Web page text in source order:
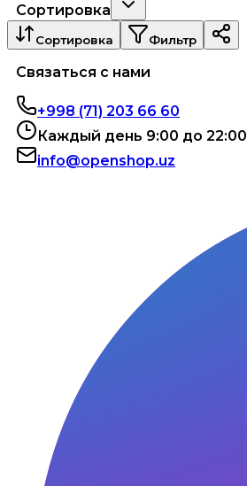
Сортировка
Сортировка Фильтр
Связаться с нами
+998 (71) 203 66 60
Каждый день 9:00 до 22:00
info@openshop.uz